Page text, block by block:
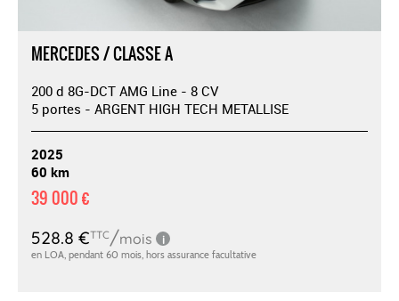
MERCEDES / CLASSE A
200 d 8G-DCT AMG Line - 8 CV
5 portes - ARGENT HIGH TECH METALLISE
2025
60 km
39 000 €